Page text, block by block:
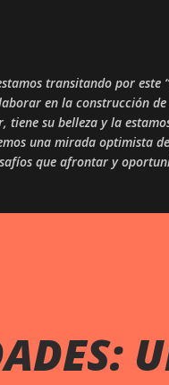
transitando por este
en la construcción
su belleza y la
una mirada optimista
que afrontar y